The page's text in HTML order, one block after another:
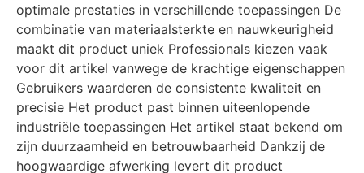
optimale prestaties in verschillende toepassingen De
combinatie van materiaalsterkte en nauwkeurigheid
maakt dit product uniek Professionals kiezen vaak
voor dit artikel vanwege de krachtige eigenschappen
Gebruikers waarderen de consistente kwaliteit en
precisie Het product past binnen uiteenlopende
industriële toepassingen Het artikel staat bekend om
zijn duurzaamheid en betrouwbaarheid Dankzij de
hoogwaardige afwerking levert dit product